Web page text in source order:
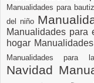
Manualidades para
del niño
Manualidades para
hogar
Manualidades para
Navidad